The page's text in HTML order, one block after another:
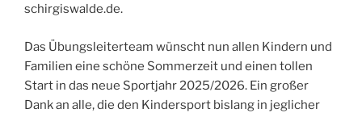
schirgiswalde.de.
Das Übungsleiterteam wünscht nun allen Kindern und
Familien eine schöne Sommerzeit und einen tollen
Start in das neue Sportjahr 2025/2026. Ein großer
Dank an alle, die den Kindersport bislang in jeglicher